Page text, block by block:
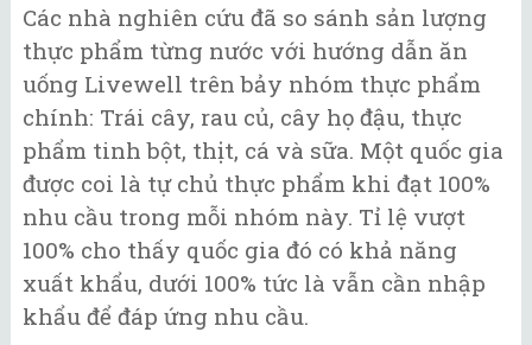
Các nhà nghiên cứu đã so sánh sản lượng
thực phẩm từng nước với hướng dẫn ăn
uống Livewell trên bảy nhóm thực phẩm
chính: Trái cây, rau củ, cây họ đậu, thực
phẩm tinh bột, thịt, cá và sữa. Một quốc gia
được coi là tự chủ thực phẩm khi đạt 100%
nhu cầu trong mỗi nhóm này. Tỉ lệ vượt
100% cho thấy quốc gia đó có khả năng
xuất khẩu, dưới 100% tức là vẫn cần nhập
khẩu để đáp ứng nhu cầu.